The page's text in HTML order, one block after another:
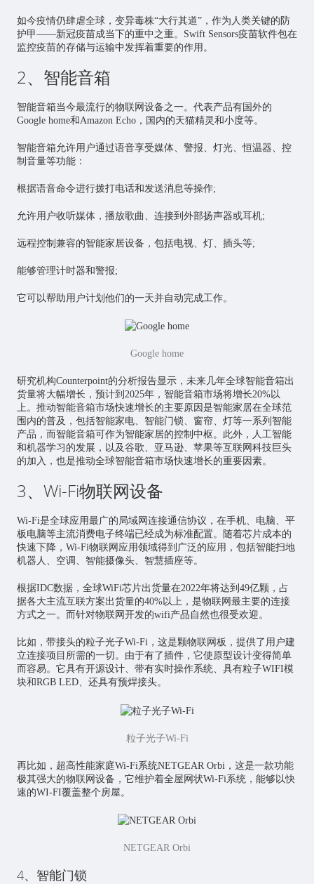
如今疫情仍肆虐全球，变异毒株“大行其道”，作为人类关键的防
护甲——新冠疫苗成当下的重中之重。Swift Sensors疫苗软件包在
监控疫苗的存储与运输中发挥着重要的作用。
2、智能音箱
智能音箱当今最流行的物联网设备之一。代表产品有国外的
Google home和Amazon Echo，国内的天猫精灵和小度等。
智能音箱允许用户通过语音享受媒体、警报、灯光、恒温器、控
制音量等功能：
根据语音命令进行拨打电话和发送消息等操作;
允许用户收听媒体，播放歌曲、连接到外部扬声器或耳机;
远程控制兼容的智能家居设备，包括电视、灯、插头等;
能够管理计时器和警报;
它可以帮助用户计划他们的一天并自动完成工作。
Google home
研究机构Counterpoint的分析报告显示，未来几年全球智能音箱出
货量将大幅增长，预计到2025年，智能音箱市场将增长20%以
上。推动智能音箱市场快速增长的主要原因是智能家居在全球范
围内的普及，包括智能家电、智能门锁、窗帘、灯等一系列智能
产品，而智能音箱可作为智能家居的控制中枢。此外， 人工智能
和机器学习的发展，以及谷歌、亚马逊、苹果等互联网科技巨头
的加入，也是推动全球智能音箱市场快速增长的重要因素。
3、Wi-Fi物联网设备
Wi-Fi是全球应用最广的局域网连接通信协议，在手机、电脑、平
板电脑等主流消费电子终端已经成为标准配置。随着芯片成本的
快速下降，Wi-Fi物联网应用领域得到广泛的应用，包括智能扫地
机器人、空调、智能摄像头、智慧插座等。
根据IDC数据，全球WiFi芯片出货量在2022年将达到49亿颗，占
据各大主流互联方案出货量的40%以上，是物联网最主要的连接
方式之一。而针对物联网开发的wifi产品自然也很受欢迎。
比如，带接头的粒子光子Wi-Fi，这是颗物联网板，提供了用户建
立连接项目所需的一切。由于有了插件，它使原型设计变得简单
而容易。它具有开源设计、带有实时操作系统、具有粒子WIFI模
块和RGB LED、还具有预焊接头。
粒子光子Wi-Fi
再比如，超高性能家庭Wi-Fi系统NETGEAR Orbi，这是一款功能
极其强大的物联网设备，它维护着全屋网状Wi-Fi系统，能够以快
速的WI-FI覆盖整个房屋。
NETGEAR Orbi
4、智能门锁